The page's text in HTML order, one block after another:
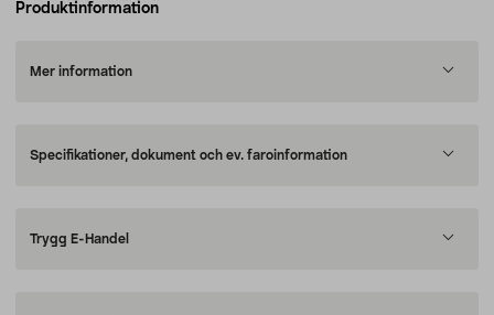
Produktinformation
Mer information
Specifikationer, dokument och ev. faroinformation
Trygg E-Handel